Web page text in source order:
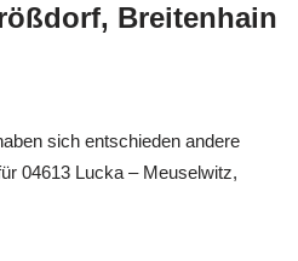
Breitenhain
sich entschieden andere
04613 Lucka – Meuselwitz,